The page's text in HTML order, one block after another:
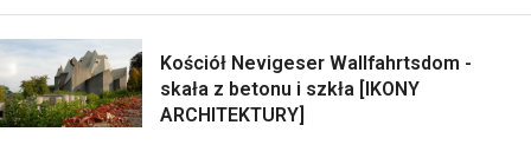
Kościół Nevigeser Wallfahrtsdom -
skała z betonu i szkła [IKONY
ARCHITEKTURY]